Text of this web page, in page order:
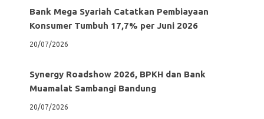
Bank Mega Syariah Catatkan Pembiayaan
Konsumer Tumbuh 17,7% per Juni 2026
20/07/2026
Synergy Roadshow 2026, BPKH dan Bank
Muamalat Sambangi Bandung
20/07/2026